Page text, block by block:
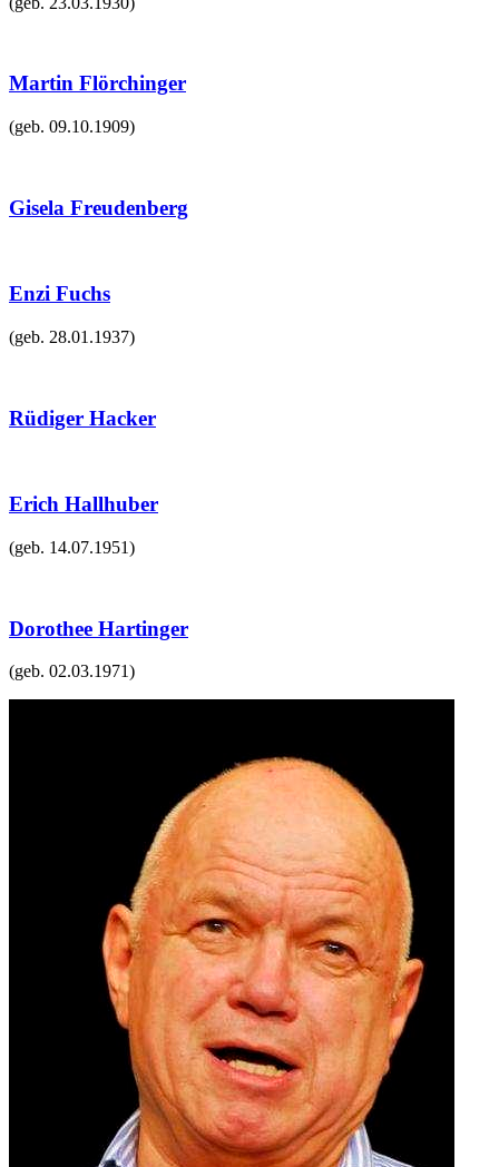
Martin Flörchinger
(geb. 09.10.1909)
Gisela Freudenberg
Enzi Fuchs
(geb. 28.01.1937)
Rüdiger Hacker
Erich Hallhuber
(geb. 14.07.1951)
Dorothee Hartinger
(geb. 02.03.1971)